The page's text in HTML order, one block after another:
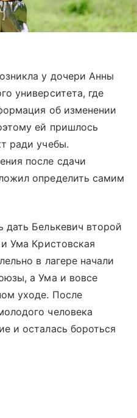
у дочери Анны
университета, где
об изменении
ей пришлось
ради учебы.
после сдачи
определить самим
дать Белькевич второй
Ума Кристовская
в лагере начали
а Ума и вовсе
уходе. После
человека
и осталась бороться